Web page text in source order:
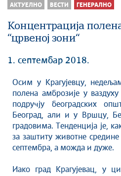
Све вести
Сервисне Информације
Генерално
Односи са јавношћу
Здравство
Социјална заштита
Спорт
Седнице Градског већа
Седнице Скупштине
Крагујевац - Град у парку
АКТУЕЛНО ВЕСТИ ГЕНЕРАЛНО
Концентрација
“црвеној зони“
1. септембар 2018.
Осим у Крагујевцу,
полена амброзије у
подручју београдских
Београд, али и у Вршцу,
градовима. Тенденција је,
за заштиту животне
септембра, а можда и дуже.
Иако град Крагујевац, у